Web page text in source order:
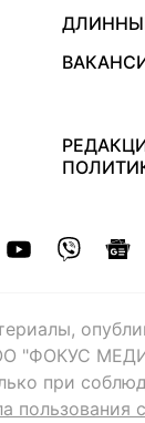
"ФОКУС
при
пользования